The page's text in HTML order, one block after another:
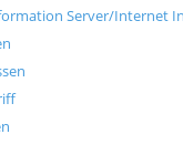
Server/Internet